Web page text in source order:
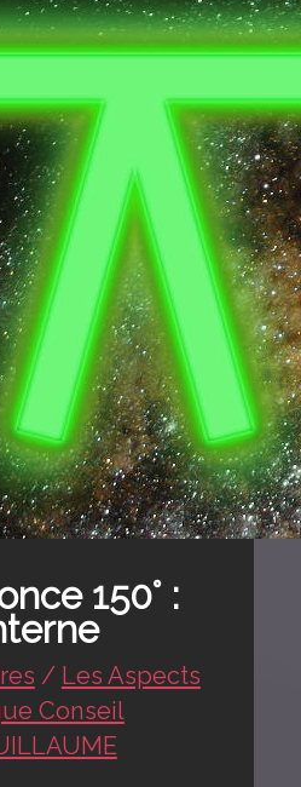
150° :
/ Les Aspects
Conseil